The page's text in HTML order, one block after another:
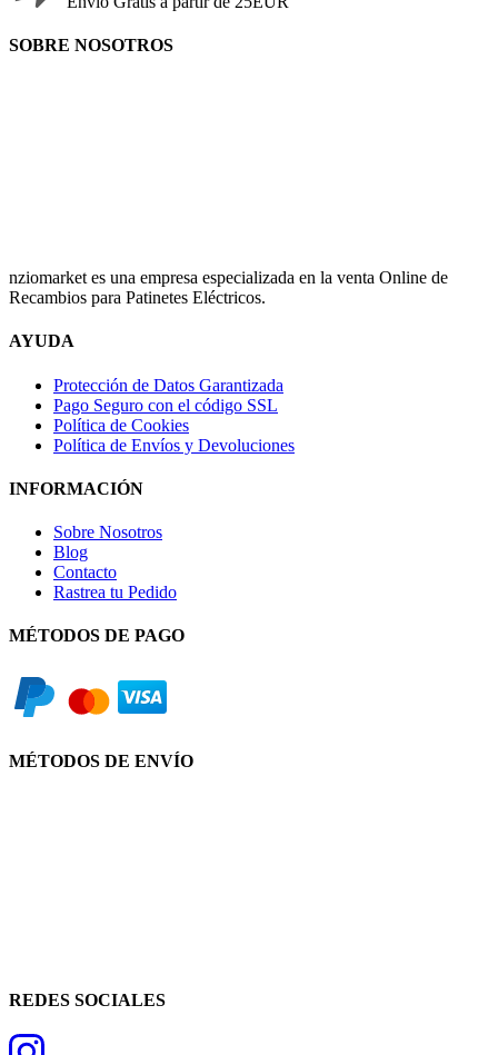
SOBRE NOSOTROS
nziomarket es una empresa especializada en la venta Online de
Recambios para Patinetes Eléctricos.
AYUDA
Protección de Datos Garantizada
Pago Seguro con el código SSL
Política de Cookies
Política de Envíos y Devoluciones
INFORMACIÓN
Sobre Nosotros
Blog
Contacto
Rastrea tu Pedido
MÉTODOS DE PAGO
MÉTODOS DE ENVÍO
REDES SOCIALES